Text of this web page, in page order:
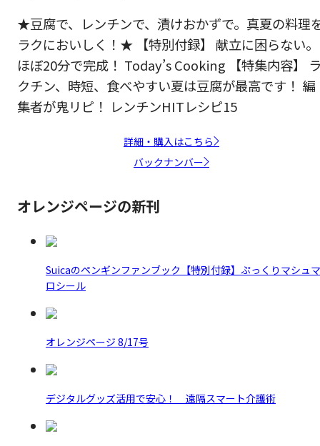
★豆腐で、レンチンで、漬けおかずで。真夏の料理
ラクにおいしく！★ 【特別付録】 献立に困らない。
ほぼ20分で完成！ Today’s Cooking 【特集内容】
クチン、時短、食べやすい夏は豆腐が最高です！ 編
集者が鬼リピ！ レンチンHITレシピ15
詳細・購入はこちら
バックナンバー
オレンジページの新刊
Suicaのペンギンファンブック【特別付録】ぷっくりマシュマ
ロシール
オレンジページ 8/17号
デジタルグッズ活用で安心！ 遠隔スマート介護術